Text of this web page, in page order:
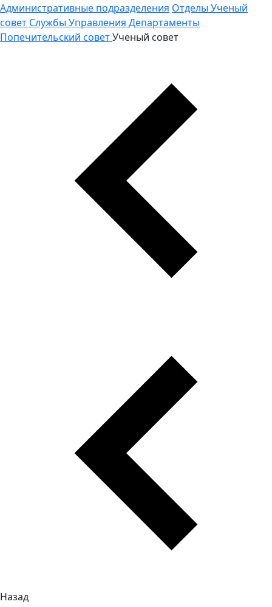
Административные подразделения Отделы Ученый
совет Службы Управления Департаменты
Попечительский советУченый совет
Назад